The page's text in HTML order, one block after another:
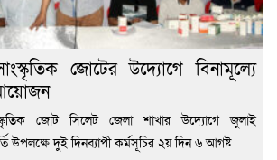
জোটের উদ্যোগে বিনামূল্যে
জোট সিলেট জেলা শাখার উদ্যোগে জুলাই
উপলক্ষে দুই দিনব্যাপী কর্মসূচির ২য় দিন ৬ আগষ্ট